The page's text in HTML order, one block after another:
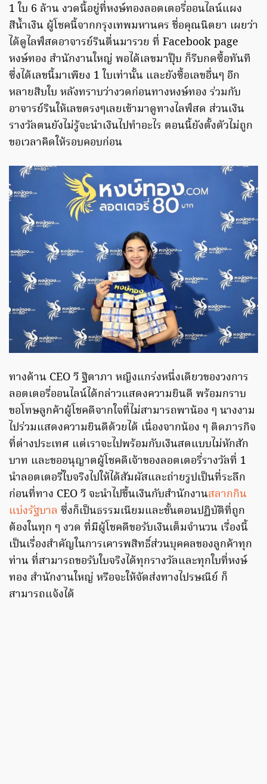
1 ใบ 6 ล้าน งวดนี้อยู่ที่หงษ์ทองลอตเตอรี่ออนไลน์แผง
สีน้ำเงิน ผู้โชคนี้จากกรุงเทพมหานคร ชื่อคุณนิตยา เผยว่า
ได้ดูไลฟ์สดอาจารย์รินตื่นมารวย ที่ Facebook page
หงษ์ทอง สำนักงานใหญ่ พอได้เลขมาปุ๊บ ก็รีบกดซื้อทันที
ซึ่งได้เลขนี้มาเพียง 1 ใบเท่านั้น และยังซื้อเลขอื่นๆ อีก
หลายสิบใบ หลังทราบว่างวดก่อนทางหงษ์ทอง ร่วมกับ
อาจารย์รินให้เลขตรงๆเลยเข้ามาดูทางไลฟ์สด ส่วนเงิน
รางวัลตนยังไม่รู้จะนำเงินไปทำอะไร ตอนนี้ยังตั้งตัวไม่ถูก
ขอเวลาคิดให้รอบคอบก่อน
ทางด้าน CEO วี ฐิตาภา หญิงแกร่งหนึ่งเดียวของวงการ
ลอตเตอรี่ออนไลน์ได้กล่าวแสดงความยินดี พร้อมกราบ
ขอโทษลูกค้าผู้โชคดีจากใจที่ไม่สามารถพาน้อง ๆ นางงาม
ไปร่วมแสดงความยินดีด้วยได้ เนื่องจากน้อง ๆ ติดภารกิจ
ที่ต่างประเทศ แต่เราจะไปพร้อมกับเงินสดแบบไม่หักสัก
บาท และขออนุญาตผู้โชคดีเจ้าของลอตเตอรี่รางวัลที่ 1
นำลอตเตอรี่ใบจริงไปให้ได้สัมผัสและถ่ายรูปเป็นที่ระลึก
ก่อนที่ทาง CEO วี จะนำไปขึ้นเงินกับสำนักงานสลากกิน
แบ่งรัฐบาล ซึ่งก็เป็นธรรมเนียมและขั้นตอนปฏิบัติที่ถูก
ต้องในทุก ๆ งวด ที่มีผู้โชคดีขอรับเงินเต็มจำนวน เรื่องนี้
เป็นเรื่องสำคัญในการเคารพสิทธิ์ส่วนบุคคลของลูกค้าทุก
ท่าน ที่สามารถขอรับใบจริงได้ทุกรางวัลและทุกใบที่หงษ์
ทอง สำนักงานใหญ่ หรือจะให้จัดส่งทางไปรษณีย์ ก็
สามารถแจ้งได้